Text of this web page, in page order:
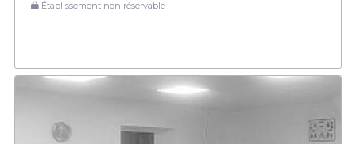
Établissement non réservable